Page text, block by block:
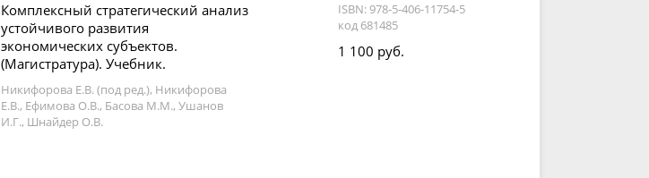
Комплексный стратегический анализ
устойчивого развития
экономических субъектов.
(Магистратура). Учебник.
Никифорова Е.В. (под ред.), Никифорова
Е.В., Ефимова О.В., Басова М.М., Ушанов
И.Г., Шнайдер О.В.
ISBN: 978-5-406-11754-5
код 681485
1 100 руб.